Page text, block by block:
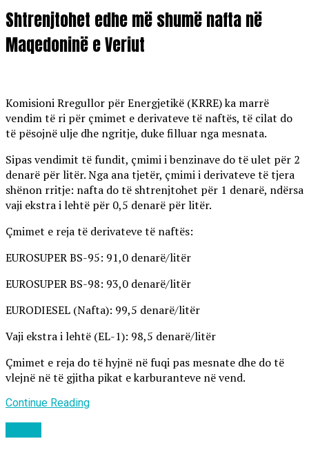
Shtrenjtohet edhe më shumë nafta në
Maqedoninë e Veriut
Komisioni Rregullor për Energjetikë (KRRE) ka marrë
vendim të ri për çmimet e derivateve të naftës, të cilat do
të pësojnë ulje dhe ngritje, duke filluar nga mesnata.
Sipas vendimit të fundit, çmimi i benzinave do të ulet për 2
denarë për litër. Nga ana tjetër, çmimi i derivateve të tjera
shënon rritje: nafta do të shtrenjtohet për 1 denarë, ndërsa
vaji ekstra i lehtë për 0,5 denarë për litër.
Çmimet e reja të derivateve të naftës:
EUROSUPER BS-95: 91,0 denarë/litër
EUROSUPER BS-98: 93,0 denarë/litër
EURODIESEL (Nafta): 99,5 denarë/litër
Vaji ekstra i lehtë (EL-1): 98,5 denarë/litër
Çmimet e reja do të hyjnë në fuqi pas mesnate dhe do të
vlejnë në të gjitha pikat e karburanteve në vend.
Continue Reading